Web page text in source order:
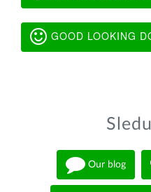
GOOD LOOKING
Our blog